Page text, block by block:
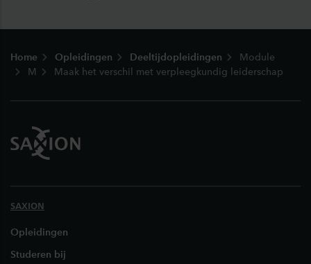
Home Opleidingen Deeltijdopleidingen
Module
M
Maak het verschil met verpleegkundig leiderschap
SAXION
Opleidingen
Studeren bij